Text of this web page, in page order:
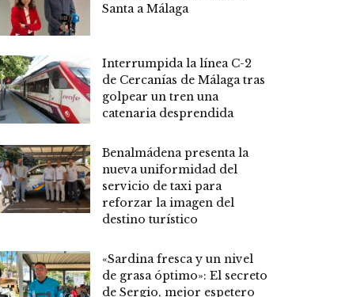
Santa a Málaga
Interrumpida la línea C-2
de Cercanías de Málaga tras
golpear un tren una
catenaria desprendida
Benalmádena presenta la
nueva uniformidad del
servicio de taxi para
reforzar la imagen del
destino turístico
«Sardina fresca y un nivel
de grasa óptimo»: El secreto
de Sergio, mejor espetero